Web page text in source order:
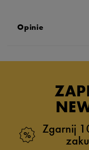
Opinie
Zgarnij